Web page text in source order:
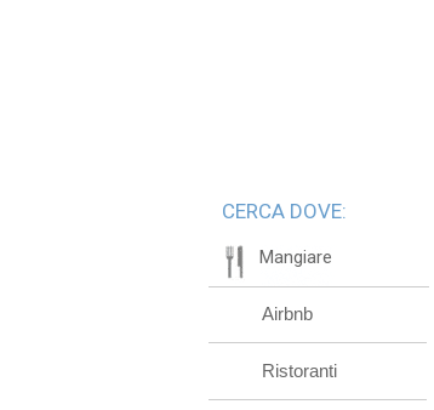
CERCA DOVE:
Mangiare
Airbnb
Ristoranti